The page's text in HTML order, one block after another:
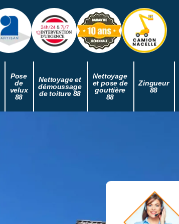
Pose
de
velux
88
Nettoyage et
démoussage
de toiture 88
Nettoyage
et pose de
gouttière
88
Zingueur
88